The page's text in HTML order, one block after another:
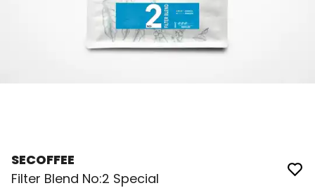
SECOFFEE
Filter Blend No:2 Special